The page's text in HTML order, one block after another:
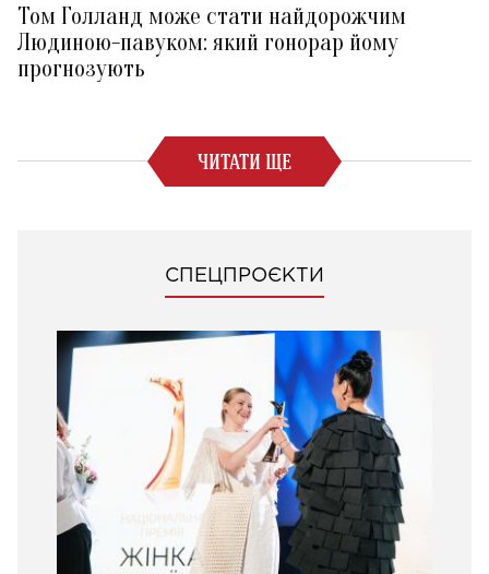
Том Голланд може стати найдорожчим
Людиною-павуком: який гонорар йому
прогнозують
ЧИТАТИ ЩЕ
СПЕЦПРОЄКТИ